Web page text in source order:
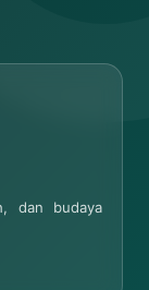
dan budaya